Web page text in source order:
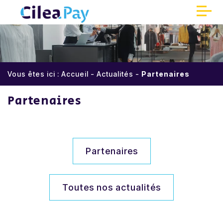
Accueil
Une meilleure expérience client
Partenaires
Vous êtes ici : Accueil - Actualités - Partenaires
Partenaires
Partenaires
Toutes nos actualités
Panneau de gestion des cookies